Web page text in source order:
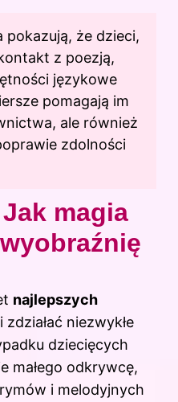
pokazują, że dzieci,
z poezją,
językowe
pomagają im
ale również
zdolności
magia
najlepszych
niezwykłe
dziecięcych
małego odkrywcę,
i melodyjnych